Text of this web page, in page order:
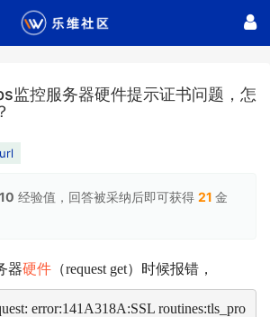
监控服务器硬件提示证书问题，怎
10 经验值，回答被采纳后即可获得 21 金
器硬件 （request get）时候报错，
error:141A318A:SSL routines:tls_pro